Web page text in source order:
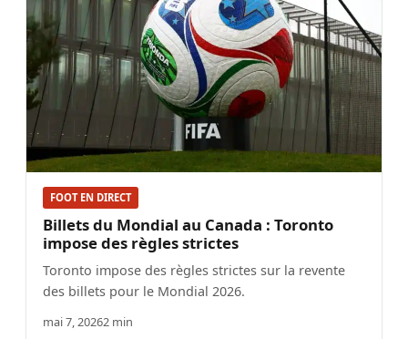
FOOT EN DIRECT
Billets du Mondial au Canada : Toronto
impose des règles strictes
Toronto impose des règles strictes sur la revente
des billets pour le Mondial 2026.
mai 7, 20262 min